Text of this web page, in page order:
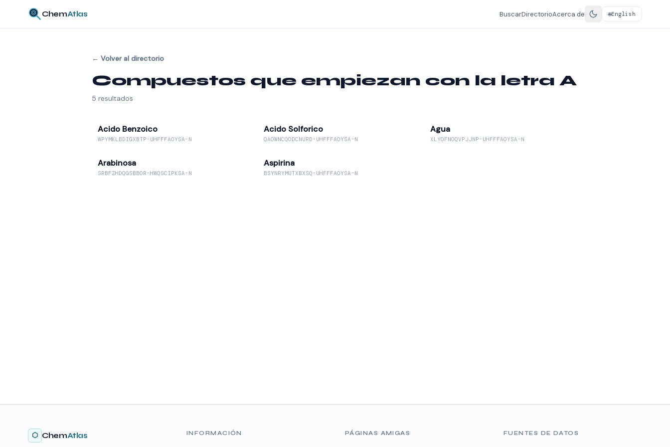
ChemAtlas BuscarDirectorioAcerca de 🌐English
← Volver al directorio
Compuestos que empiezan con la letra A
5 resultados
Acido Benzoico
WPYMKLBDIGXBTP-UHFFFAOYSA-N
Acido Solforico
QAOWNCQODCNURD-UHFFFAOYSA-N
Agua
XLYOFNOQVPJJNP-UHFFFAOYSA-N
Arabinosa
SRBFZHDQGSBBOR-HWQSCIPKSA-N
Aspirina
BSYNRYMUTXBXSQ-UHFFFAOYSA-N
⬡ ChemAtlas INFORMACIÓN PÁGINAS AMIGAS FUENTES DE DATOS